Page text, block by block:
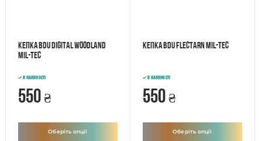
Кепка BDU Digital Woodland
Mil-tec
В наявності
550 ₴
Оберіть опції
Кепка BDU Flectarn Mil-tec
В наявності
550 ₴
Оберіть опції